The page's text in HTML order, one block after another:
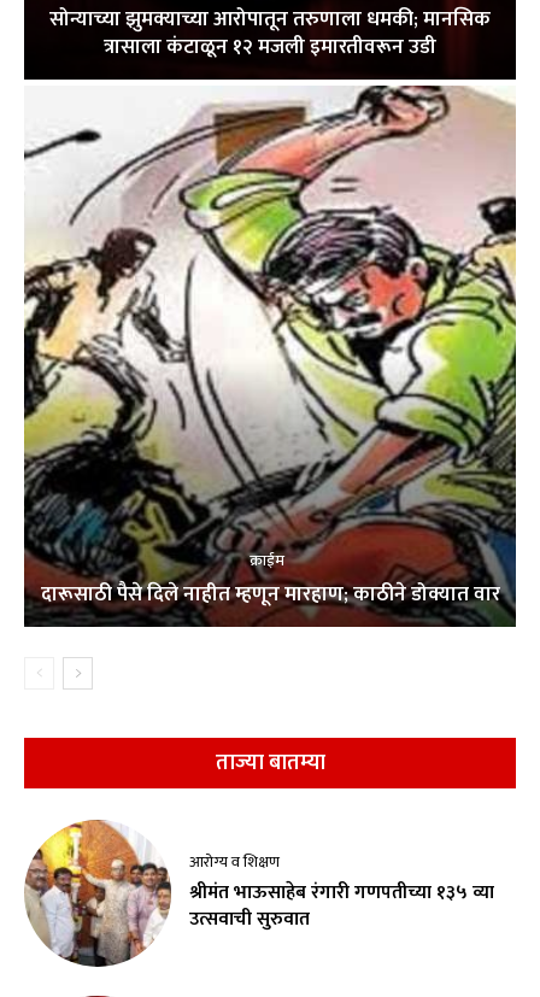
सोन्याच्या झुमक्याच्या आरोपातून तरुणाला धमकी; मानसिक
त्रासाला कंटाळून १२ मजली इमारतीवरून उडी
क्राईम
दारूसाठी पैसे दिले नाहीत म्हणून मारहाण; काठीने डोक्यात वार
ताज्या बातम्या
आरोग्य व शिक्षण
श्रीमंत भाऊसाहेब रंगारी गणपतीच्या १३५ व्या
उत्सवाची सुरुवात